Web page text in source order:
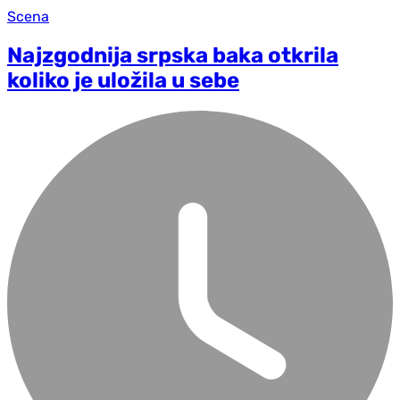
Scena
Najzgodnija srpska baka otkrila
koliko je uložila u sebe